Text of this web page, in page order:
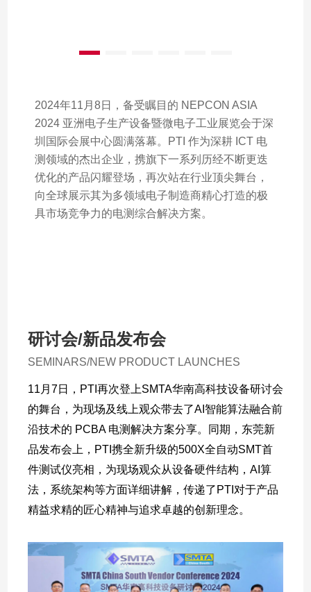
2024年11月8日，备受瞩目的 NEPCON ASIA
2024 亚洲电子生产设备暨微电子工业展览会于深
圳国际会展中心圆满落幕。PTI 作为深耕 ICT 电
测领域的杰出企业，携旗下一系列历经不断更迭
优化的产品闪耀登场，再次站在行业顶尖舞台，
向全球展示其为多领域电子制造商精心打造的极
具市场竞争力的电测综合解决方案。
研讨会/新品发布会
SEMINARS/NEW PRODUCT LAUNCHES
11月7日，PTI再次登上SMTA华南高科技设备研讨会
的舞台，为现场及线上观众带去了AI智能算法融合前
沿技术的 PCBA 电测解决方案分享。同期，东莞新
品发布会上，PTI携全新升级的500X全自动SMT首
件测试仪亮相，为现场观众从设备硬件结构，AI算
法，系统架构等方面详细讲解，传递了PTI对于产品
精益求精的匠心精神与追求卓越的创新理念。